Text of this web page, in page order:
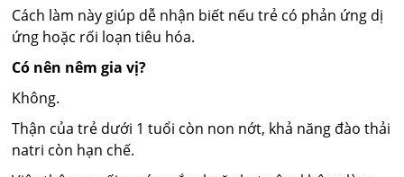
Cách làm này giúp dễ nhận biết nếu trẻ có phản ứng dị
ứng hoặc rối loạn tiêu hóa.
Có nên nêm gia vị?
Không.
Thận của trẻ dưới 1 tuổi còn non nớt, khả năng đào thải
natri còn hạn chế.